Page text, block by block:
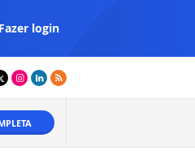
Fazer login